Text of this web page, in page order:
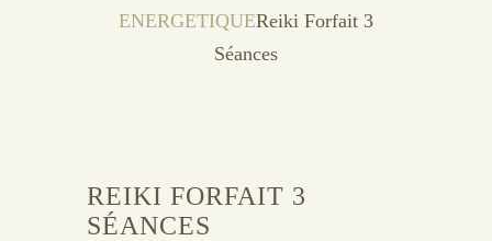
ENERGETIQUEReiki Forfait 3
Séances
REIKI FORFAIT 3
SÉANCES